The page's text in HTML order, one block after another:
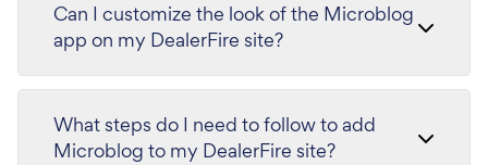
Can I customize the look of the Microblog
app on my DealerFire site?
What steps do I need to follow to add
Microblog to my DealerFire site?